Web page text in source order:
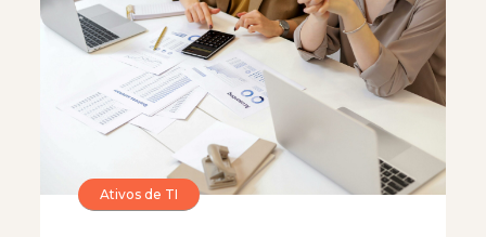
Ativos de TI